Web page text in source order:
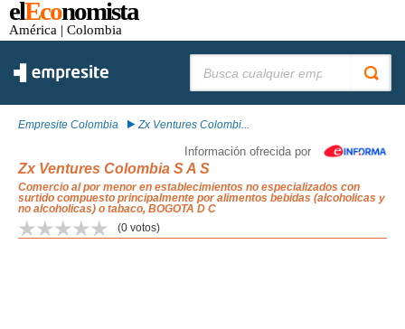
elEconomista
América | Colombia
Empresite Colombia Zx Ventures Colombi...
Información ofrecida por
Zx Ventures Colombia S A S
Comercio al por menor en establecimientos no especializados con
surtido compuesto principalmente por alimentos bebidas (alcoholicas y
no alcoholicas) o tabaco, BOGOTA D C
(0 votos)